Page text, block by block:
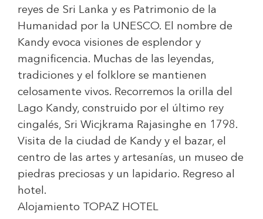
reyes de Sri Lanka y es Patrimonio de la
Humanidad por la UNESCO. El nombre de
Kandy evoca visiones de esplendor y
magnificencia. Muchas de las leyendas,
tradiciones y el folklore se mantienen
celosamente vivos. Recorremos la orilla del
Lago Kandy, construido por el último rey
cingalés, Sri Wicjkrama Rajasinghe en 1798.
Visita de la ciudad de Kandy y el bazar, el
centro de las artes y artesanías, un museo de
piedras preciosas y un lapidario. Regreso al
hotel.
Alojamiento TOPAZ HOTEL